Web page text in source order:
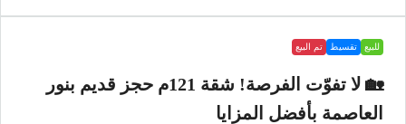
للبيع تقسيط تم البيع
🏡 لا تفوّت الفرصة! شقة 121م حجز قديم بنور
العاصمة بأفضل المزايا